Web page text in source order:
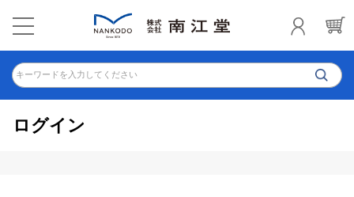
キーワードを入力してください
ログイン